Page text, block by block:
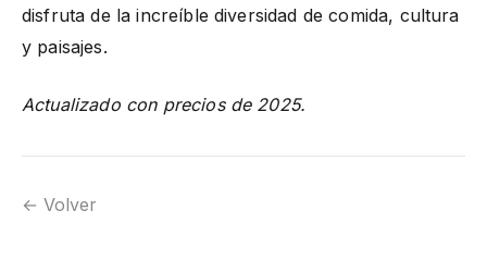
disfruta de la increíble diversidad de comida, cultura
y paisajes.
Actualizado con precios de 2025.
← Volver